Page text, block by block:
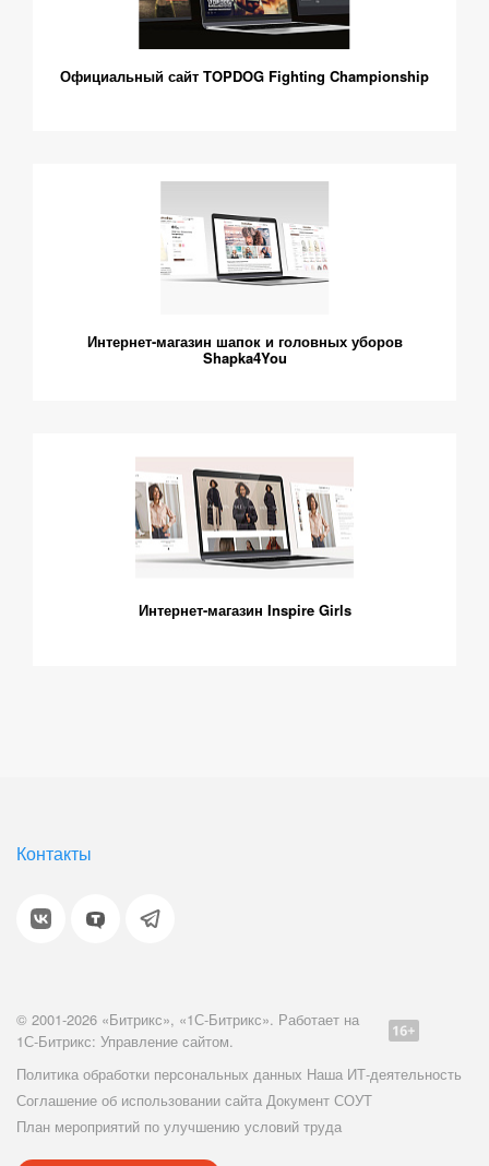
Официальный сайт TOPDOG Fighting Championship
Интернет-магазин шапок и головных уборов
Shapka4You
Интернет-магазин Inspire Girls
Контакты
© 2001-2026 «Битрикс», «1С-Битрикс». Работает на
1С-Битрикс: Управление сайтом.
Политика обработки персональных данных Наша ИТ-деятельность
Соглашение об использовании сайта Документ СОУТ
План мероприятий по улучшению условий труда